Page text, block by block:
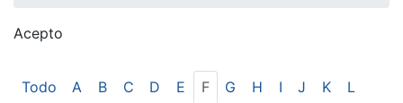
Acepto
Esto nos ayuda a recolectar estadísticas de las visitas.
Todo A B C D E F G H I J K
L